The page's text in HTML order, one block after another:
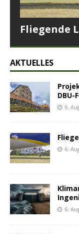
Fliegende
AKTUELLES
DBU-
6.
6.
6.